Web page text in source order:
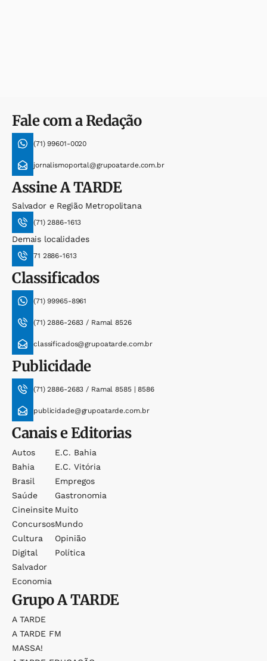
Fale com a Redação
(71) 99601-0020
jornalismoportal@grupoatarde.com.br
AssineA TARDE
Salvador e Região Metropolitana
(71) 2886-1613
Demais localidades
71 2886-1613
Classificados
(71) 99965-8961
(71) 2886-2683 / Ramal 8526
classificados@grupoatarde.com.br
Publicidade
(71) 2886-2683 / Ramal 8585 | 8586
publicidade@grupoatarde.com.br
Canais e Editorias
Autos
Bahia
Brasil
Saúde
Cineinsite
Concursos
Cultura
Digital
Salvador
Economia
E.c. Bahia
E.c. Vitória
Empregos
Gastronomia
Muito
Mundo
Opinião
Política
GrupoA TARDE
A TARDE
A TARDE FM
MASSA!